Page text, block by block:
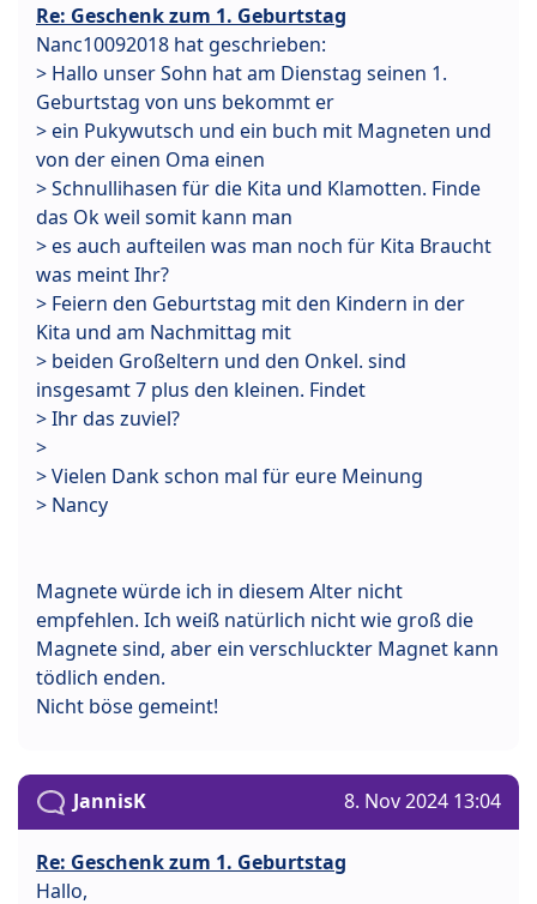
Re: Geschenk zum 1. Geburtstag
Nanc10092018 hat geschrieben:
> Hallo unser Sohn hat am Dienstag seinen 1.
Geburtstag von uns bekommt er
> ein Pukywutsch und ein buch mit Magneten und
von der einen Oma einen
> Schnullihasen für die Kita und Klamotten. Finde
das Ok weil somit kann man
> es auch aufteilen was man noch für Kita Braucht
was meint Ihr?
> Feiern den Geburtstag mit den Kindern in der
Kita und am Nachmittag mit
> beiden Großeltern und den Onkel. sind
insgesamt 7 plus den kleinen. Findet
> Ihr das zuviel?
>
> Vielen Dank schon mal für eure Meinung
> Nancy
Magnete würde ich in diesem Alter nicht
empfehlen. Ich weiß natürlich nicht wie groß die
Magnete sind, aber ein verschluckter Magnet kann
tödlich enden.
Nicht böse gemeint!
JannisK 8. Nov 2024 13:04
Re: Geschenk zum 1. Geburtstag
Hallo,